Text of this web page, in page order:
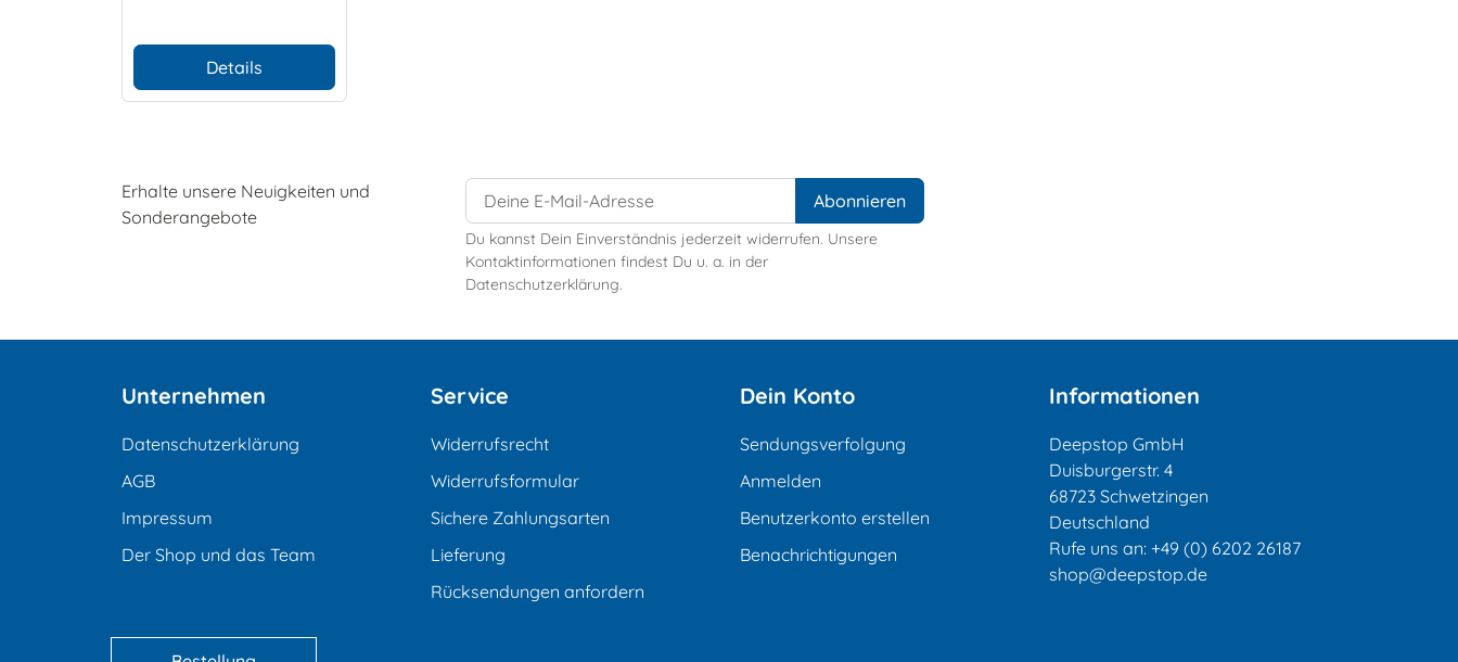
Details
Erhalte unsere Neuigkeiten und
Sonderangebote
Du kannst Dein Einverständnis jederzeit widerrufen. Unsere
Kontaktinformationen findest Du u. a. in der
Datenschutzerklärung.
Unternehmen
Datenschutzerklärung
AGB
Impressum
Der Shop und das Team
Service
Widerrufsrecht
Widerrufsformular
Sichere Zahlungsarten
Lieferung
Rücksendungen anfordern
Dein Konto
Sendungsverfolgung
Anmelden
Benutzerkonto erstellen
Benachrichtigungen
Informationen
Deepstop GmbH
Duisburgerstr. 4
68723 Schwetzingen
Deutschland
Rufe uns an: +49 (0) 6202 26187
shop@deepstop.de